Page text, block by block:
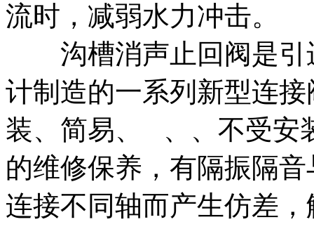
流时，减弱水力冲击。
沟槽消声止回阀是引
计制造的一系列新型连
装、简易、 、、不受安
的维修保养，有隔振隔
连接不同轴而产生仿差